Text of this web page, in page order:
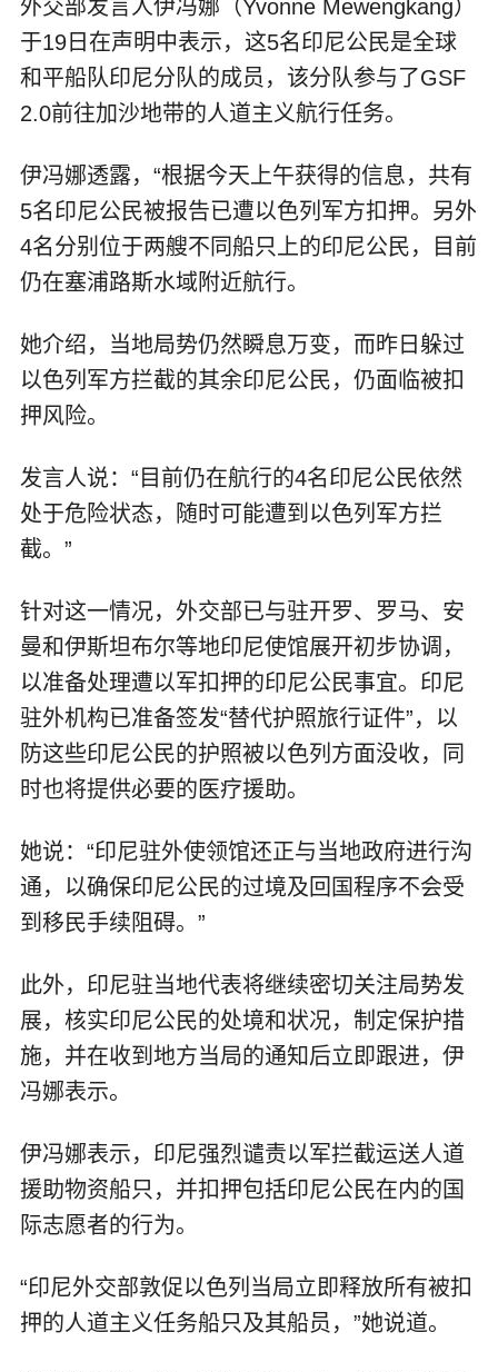
外交部发言人伊冯娜（Yvonne Mewengkang）
于19日在声明中表示，这5名印尼公民是全球
和平船队印尼分队的成员，该分队参与了GSF
2.0前往加沙地带的人道主义航行任务。
伊冯娜透露，“根据今天上午获得的信息，共有
5名印尼公民被报告已遭以色列军方扣押。另外
4名分别位于两艘不同船只上的印尼公民，目前
仍在塞浦路斯水域附近航行。
她介绍，当地局势仍然瞬息万变，而昨日躲过
以色列军方拦截的其余印尼公民，仍面临被扣
押风险。
发言人说：“目前仍在航行的4名印尼公民依然
处于危险状态，随时可能遭到以色列军方拦
截。”
针对这一情况，外交部已与驻开罗、罗马、安
曼和伊斯坦布尔等地印尼使馆展开初步协调，
以准备处理遭以军扣押的印尼公民事宜。印尼
驻外机构已准备签发“替代护照旅行证件”，以
防这些印尼公民的护照被以色列方面没收，同
时也将提供必要的医疗援助。
她说：“印尼驻外使领馆还正与当地政府进行沟
通，以确保印尼公民的过境及回国程序不会受
到移民手续阻碍。”
此外，印尼驻当地代表将继续密切关注局势发
展，核实印尼公民的处境和状况，制定保护措
施，并在收到地方当局的通知后立即跟进，伊
冯娜表示。
伊冯娜表示，印尼强烈谴责以军拦截运送人道
援助物资船只，并扣押包括印尼公民在内的国
际志愿者的行为。
“印尼外交部敦促以色列当局立即释放所有被扣
押的人道主义任务船只及其船员，”她说道。